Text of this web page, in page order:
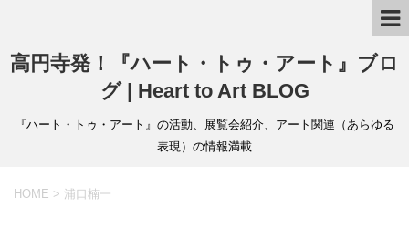
高円寺発！『ハート・トゥ・アート』ブロ
グ | Heart to Art BLOG
『ハート・トゥ・アート』の活動、展覧会紹介、アート関連（あらゆる
表現）の情報満載
HOME > 浦口楠一